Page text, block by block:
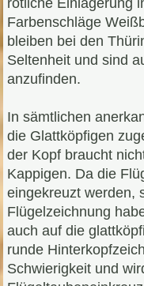
Farbenschläge
bleiben bei den
Seltenheit und sind
anzufinden.
In sämtlichen
die Glattköpfigen
der Kopf braucht
Kappigen. Da die
eingekreuzt werden,
Flügelzeichnung
auch auf die
runde
Schwierigkeit und